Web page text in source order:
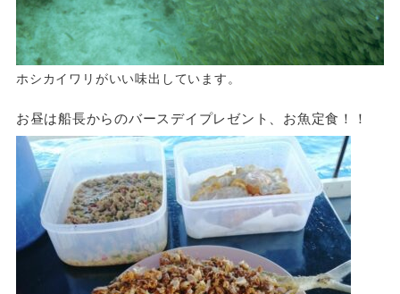
ホシカイワリがいい味出しています。
お昼は船長からのバースデイプレゼント、お魚定食！！